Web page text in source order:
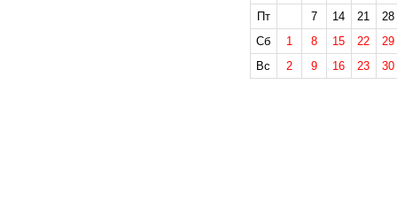
Пт
7 14 21
28
Сб
1 8 15 22
29
Вс
2 9 16 23 30